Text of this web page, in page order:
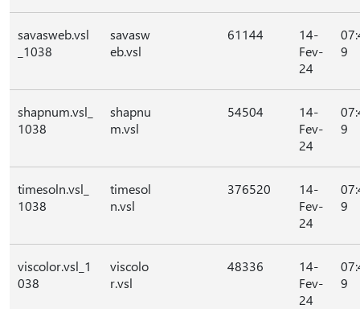
savasweb.vsl
_1038
savasw
eb.vsl
61144
14-
Fev-
24
9
shapnum.vsl_
1038
shapnu
m.vsl
54504
14-
Fev-
24
9
timesoln.vsl_
1038
timesol
n.vsl
376520
14-
Fev-
24
9
viscolor.vsl_1
038
viscolo
r.vsl
48336
14-
Fev-
24
9